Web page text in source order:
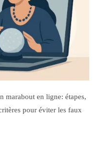
marabout en ligne: étapes,
pour éviter les faux